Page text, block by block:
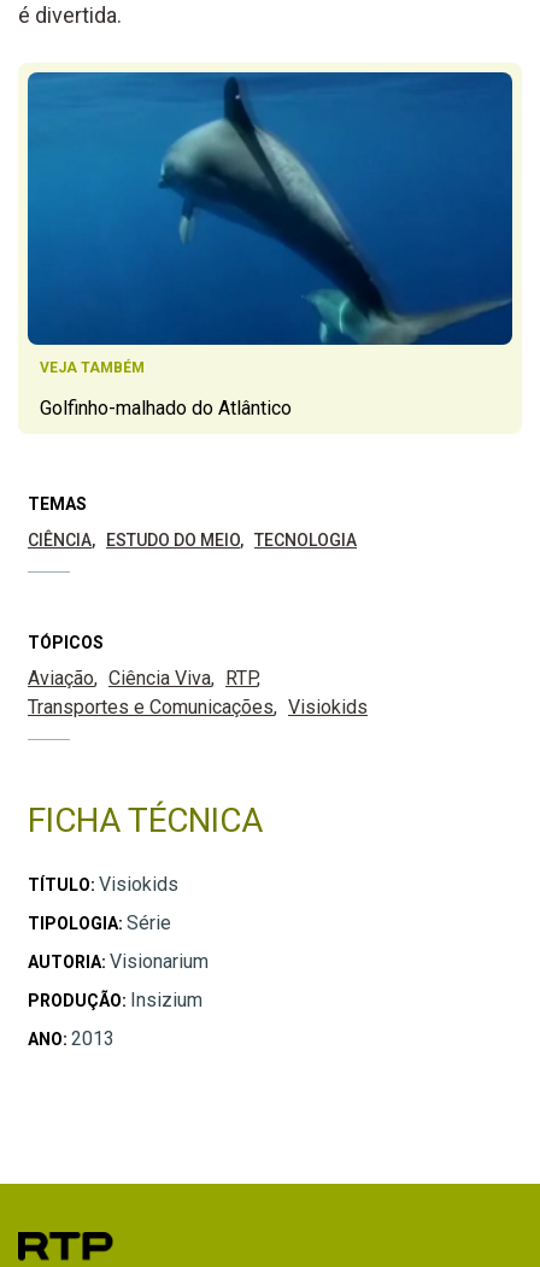
é divertida.
VEJA TAMBÉM
Golfinho-malhado do Atlântico
TEMAS
CIÊNCIA
ESTUDO DO MEIO TECNOLOGIA
TÓPICOS
Aviação Ciência Viva
RTP
Transportes e Comunicações
Visiokids
FICHA TÉCNICA
TÍTULO: Visiokids
TIPOLOGIA: Série
AUTORIA: Visionarium
PRODUÇÃO: Insizium
ANO: 2013